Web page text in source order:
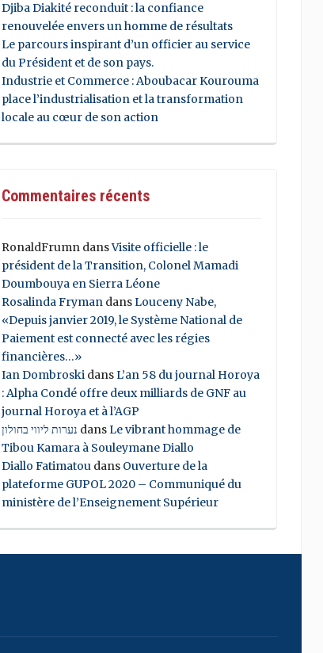
Djiba Diakité reconduit : la confiance
renouvelée envers un homme de résultats
Le parcours inspirant d’un officier au service
du Président et de son pays.
Industrie et Commerce : Aboubacar Kourouma
place l’industrialisation et la transformation
locale au cœur de son action
Commentaires récents
RonaldFrumndansVisite officielle : le
président de la Transition, Colonel Mamadi
Doumbouya en Sierra Léone
Rosalinda FrymandansLouceny Nabe,
«Depuis janvier 2019, le Système National de
Paiement est connecté avec les régies
financières…»
Ian DombroskidansL’an 58 du journal Horoya
: Alpha Condé offre deux milliards de GNF au
journal Horoya et à l’AGP
נערות ליווי בחולון dansLe vibrant hommage de
Tibou Kamara à Souleymane Diallo
Diallo Fatimatoudans Ouverture de la
plateforme GUPOL 2020 – Communiqué du
ministère de l’Enseignement Supérieur